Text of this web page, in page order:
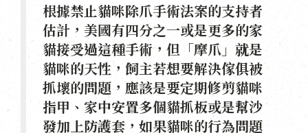
根據禁止貓咪除爪手術法案的支持者
估計，美國有四分之一或是更多的家
貓接受過這種手術，但「摩爪」就是
貓咪的天性，飼主若想要解決傢俱被
抓壞的問題，應該是要定期修剪貓咪
指甲、家中安置多個貓抓板或是幫沙
發加上防護套，如果貓咪的行為問題